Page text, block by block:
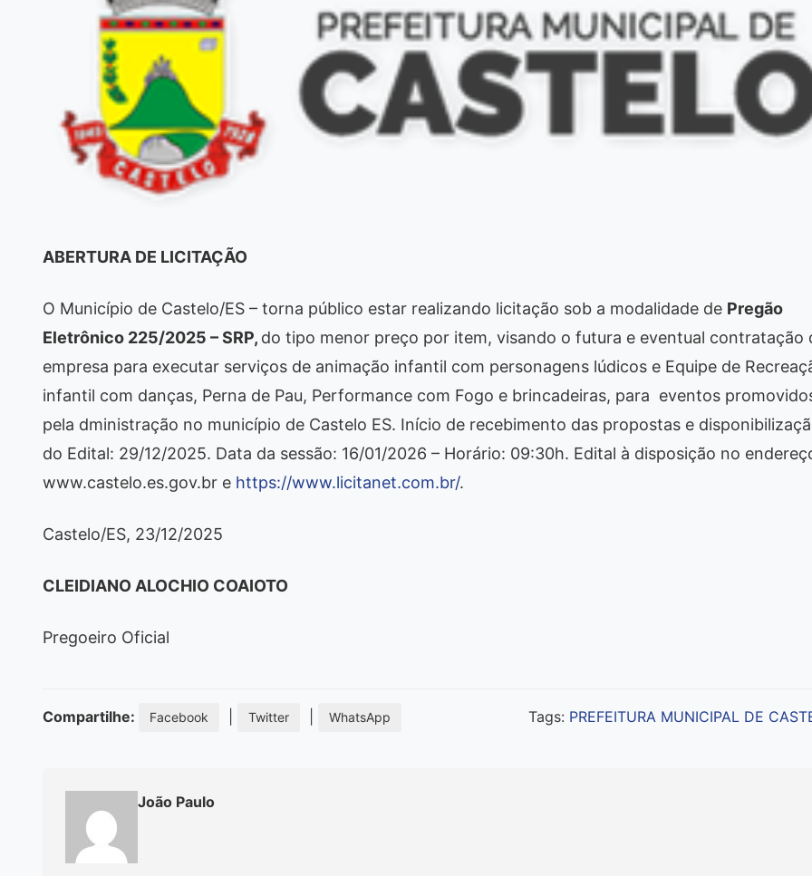
ABERTURA DE LICITAÇÃO
O Município de Castelo/ES – torna público estar realizando licitação sob a modalidade de Pregão
Eletrônico 225/2025 – SRP, do tipo menor preço por item, visando o futura e eventual contratação
empresa para executar serviços de animação infantil com personagens lúdicos e Equipe de
infantil com danças, Perna de Pau, Performance com Fogo e brincadeiras, para eventos
pela dministração no município de Castelo ES. Início de recebimento das propostas e
do Edital: 29/12/2025. Data da sessão: 16/01/2026 – Horário: 09:30h. Edital à disposição no
www.castelo.es.gov.br e https://www.licitanet.com.br/.
Castelo/ES, 23/12/2025
CLEIDIANO ALOCHIO COAIOTO
Pregoeiro Oficial
Compartilhe: Facebook Twitter WhatsApp Tags: PREFEITURA MUNICIPAL DE
João Paulo